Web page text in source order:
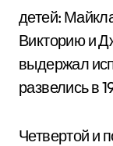
детей:
Викторию и
выдержал
развелись в
Четвертой и